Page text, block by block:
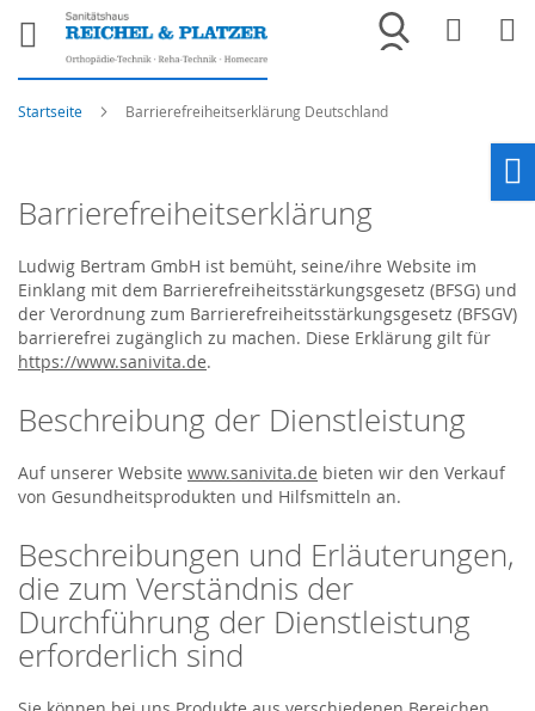
Merkliste
Startseite Barrierefreiheitserklärung Deutschland
Barrierefreiheitserklärung
Ludwig Bertram GmbH ist bemüht, seine/ihre Website im
Einklang mit dem Barrierefreiheitsstärkungsgesetz (BFSG) und
der Verordnung zum Barrierefreiheitsstärkungsgesetz (BFSGV)
barrierefrei zugänglich zu machen. Diese Erklärung gilt für
https://www.sanivita.de.
Beschreibung der Dienstleistung
Auf unserer Website www.sanivita.de bieten wir den Verkauf
von Gesundheitsprodukten und Hilfsmitteln an.
Beschreibungen und Erläuterungen,
die zum Verständnis der
Durchführung der Dienstleistung
erforderlich sind